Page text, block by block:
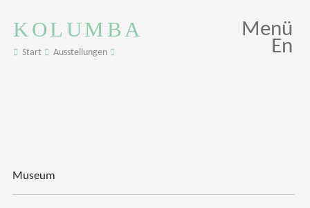
KOLUMBA
Start Ausstellungen
Menü
En
Museum